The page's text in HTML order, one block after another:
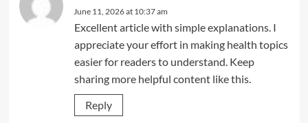
June 11, 2026 at 10:37 am
Excellent article with simple explanations. I
appreciate your effort in making health topics
easier for readers to understand. Keep
sharing more helpful content like this.
Reply